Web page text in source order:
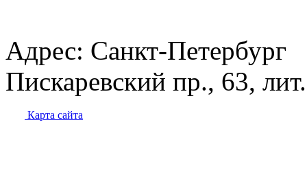
Адрес: Санкт-Петербург
Пискаревский пр., 63,
Карта сайта